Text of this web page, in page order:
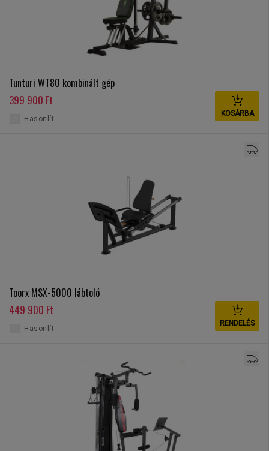
Tunturi WT80 kombinált gép
399 900 Ft
KOSÁRBA
Hasonlít
Toorx MSX-5000 lábtoló
449 900 Ft
RENDELÉS
Hasonlít